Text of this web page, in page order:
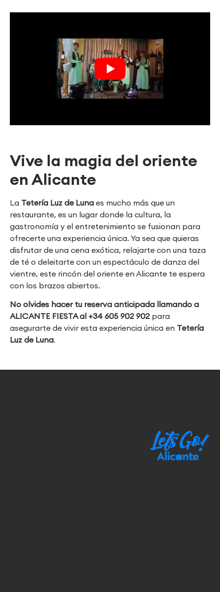
Vive la magia del oriente
en Alicante
La Tetería Luz de Luna es mucho más que un
restaurante, es un lugar donde la cultura, la
gastronomía y el entretenimiento se fusionan para
ofrecerte una experiencia única. Ya sea que quieras
disfrutar de una cena exótica, relajarte con una taza
de té o deleitarte con un espectáculo de danza del
vientre, este rincón del oriente en Alicante te espera
con los brazos abiertos.
No olvides hacer tu reserva anticipada llamando a
ALICANTE FIESTA al +34 605 902 902 para
asegurarte de vivir esta experiencia única en Tetería
Luz de Luna.